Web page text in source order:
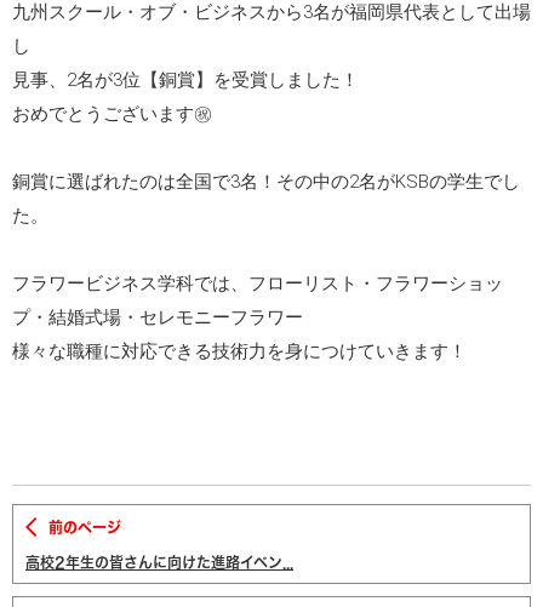
九州スクール・オブ・ビジネスから3名が福岡県代表として出場
し
見事、2名が3位【銅賞】を受賞しました！
おめでとうございます㊗️
銅賞に選ばれたのは全国で3名！その中の2名がKSBの学生でし
た。
フラワービジネス学科では、フローリスト・フラワーショッ
プ・結婚式場・セレモニーフラワー
様々な職種に対応できる技術力を身につけていきます！
前のページ
高校2年生の皆さんに向けた進路イベン...